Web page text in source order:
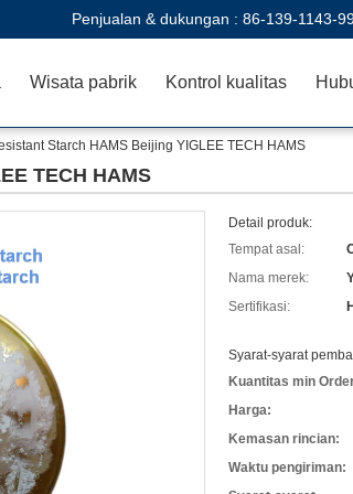
Penjualan & dukungan : 86-139-1143-
Wisata pabrik Kontrol kualitas
Starch HAMS Beijing YIGLEE TECH HAMS
TECH HAMS
Detail produk:
Tempat asal:
Nama merek:
Sertifikasi:
Syarat-syarat
Kuantitas min
Harga:
Kemasan rincian:
Waktu pengiriman: